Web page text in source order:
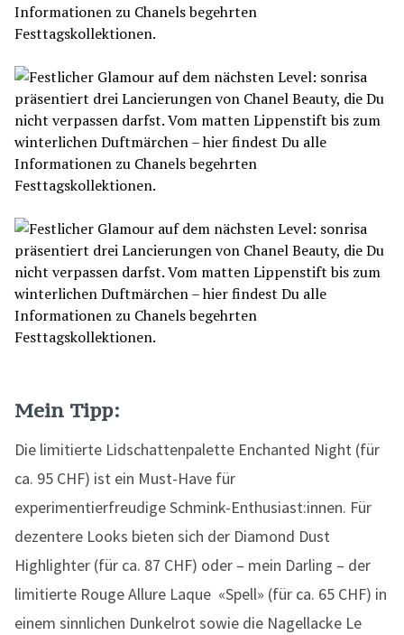
Mein Tipp:
Die limitierte Lidschattenpalette Enchanted Night (für
ca. 95 CHF) ist ein Must-Have für
experimentierfreudige Schmink-Enthusiast:innen. Für
dezentere Looks bieten sich der Diamond Dust
Highlighter (für ca. 87 CHF) oder – mein Darling – der
limitierte Rouge Allure Laque «Spell» (für ca. 65 CHF) in
einem sinnlichen Dunkelrot sowie die Nagellacke Le